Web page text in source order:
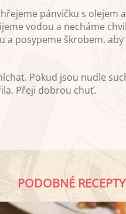
pánvičku s olejem
vodou a necháme
a posypeme škrobem,
Pokud jsou nudle
Přeji dobrou chuť.
PODOBNÉ RECEPTY